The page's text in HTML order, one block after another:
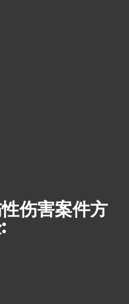
伤害案件方